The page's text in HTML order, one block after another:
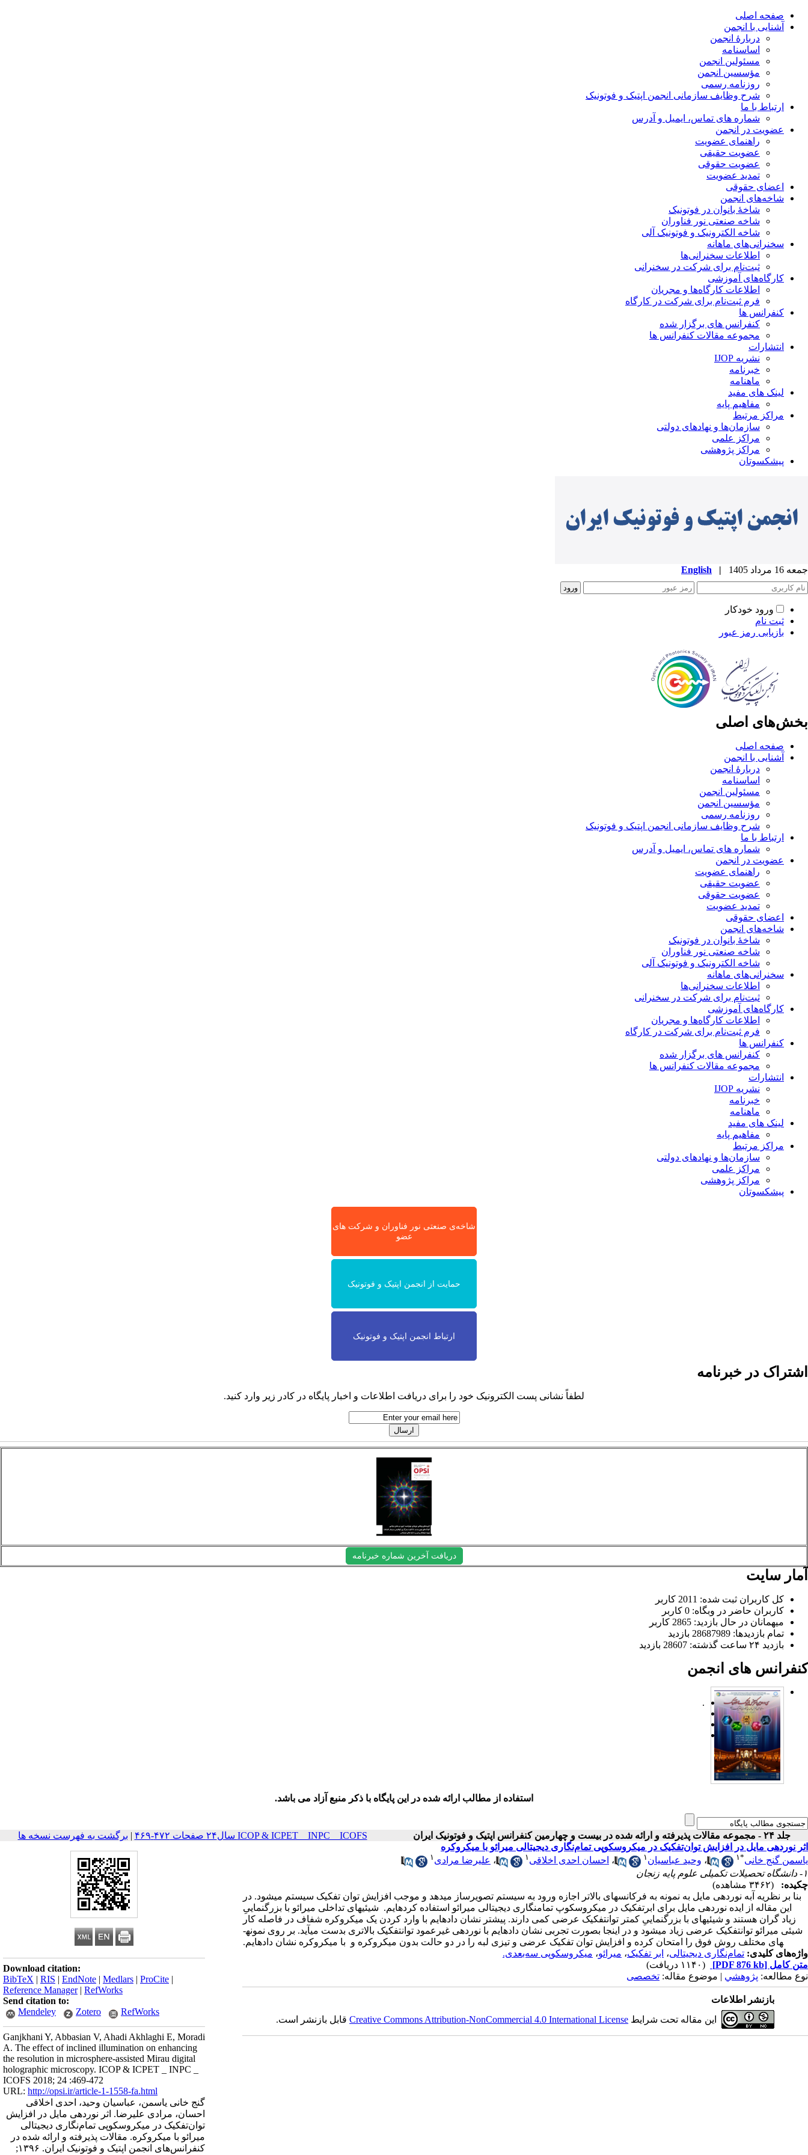
صفحه اصلی
آشنایی با انجمن
دربارۀ انجمن
اساسنامه
مسئولین انجمن
مؤسسین انجمن
روزنامه رسمی
شرح وظایف سازمانی انجمن اپتیک و فوتونیک
ارتباط با ما
شماره های تماس، ایمیل و آدرس
عضویت در انجمن
راهنمای عضویت
عضویت حقیقی
عضویت حقوقی
تمدید عضویت
اعضای حقوقی
شاخه‌های انجمن
شاخۀ بانوان در فوتونیک
شاخه صنعتی نور فناوران
شاخه‌ الکترونیک و فوتونیک آلی
سخنرانی‌های ماهانه
اطلاعات سخنرانی‌‌ها
ثبت‌نام برای شرکت در سخنرانی
کارگاه‌های آموزشی
اطلاعات کارگاه‌ها و مجریان
فرم ثبت‌نام برای شرکت در کارگاه
کنفرانس ها
کنفرانس های برگزار شده
مجموعه مقالات کنفرانس ها
انتشارات
نشریه IJOP
خبرنامه
ماهنامه
لینک های مفید
مفاهیم پایه
مراکز مرتبط
سازمان‌ها و نهادهای دولتی
مراکز علمی
مراکز پژوهشی
پیشکسوتان
جمعه 16 مرداد 1405 |
English
ورود خودکار
ثبت نام
بازیابی رمز عبور
بخش‌های اصلی
صفحه اصلی
آشنایی با انجمن
دربارۀ انجمن
اساسنامه
مسئولین انجمن
مؤسسین انجمن
روزنامه رسمی
شرح وظایف سازمانی انجمن اپتیک و فوتونیک
ارتباط با ما
شماره های تماس، ایمیل و آدرس
عضویت در انجمن
راهنمای عضویت
عضویت حقیقی
عضویت حقوقی
تمدید عضویت
اعضای حقوقی
شاخه‌های انجمن
شاخۀ بانوان در فوتونیک
شاخه صنعتی نور فناوران
شاخه‌ الکترونیک و فوتونیک آلی
سخنرانی‌های ماهانه
اطلاعات سخنرانی‌‌ها
ثبت‌نام برای شرکت در سخنرانی
کارگاه‌های آموزشی
اطلاعات کارگاه‌ها و مجریان
فرم ثبت‌نام برای شرکت در کارگاه
کنفرانس ها
کنفرانس های برگزار شده
مجموعه مقالات کنفرانس ها
انتشارات
نشریه IJOP
خبرنامه
ماهنامه
لینک های مفید
مفاهیم پایه
مراکز مرتبط
سازمان‌ها و نهادهای دولتی
مراکز علمی
مراکز پژوهشی
پیشکسوتان
شاخه‌ی صنعتی نور فناوران و شرکت های
عضو
حمایت از انجمن اپتیک و فوتونیک
ارتباط انجمن اپتیک و فوتونیک
اشتراک در خبرنامه
لطفاً نشانی پست الکترونیک خود را برای دریافت اطلاعات و اخبار پایگاه در کادر زیر وارد کنید.
دریافت آخرین شماره خبرنامه
آمار سایت
کل کاربران ثبت شده: 2011 کاربر
کاربران حاضر در وبگاه: 0 کاربر
میهمانان در حال بازدید: 2865 کاربر
تمام بازدید‌ها: 28687989 بازدید
بازدید ۲۴ ساعت گذشته: 28607 بازدید
کنفرانس های انجمن
.
استفاده از مطالب ارائه شده در این پایگاه با ذکر منبع آزاد می باشد.
جلد ۲۴ - مجموعه مقالات پذیرفته و ارائه شده در بیست و چهارمین کنفرانس اپتیک و فوتونیک ایران ICOP & ICPET _ INPC _ ICOFS سال۲۴ صفحات ۴۷۲-۴۶۹ | برگشت به فهرست نسخه ها
Download citation:
BibTeX | RIS | EndNote | Medlars | ProCite |
Reference Manager| RefWorks
Send citation to:
Mendeley
Zotero RefWorks
Ganjkhani Y, Abbasian V, Ahadi Akhlaghi E, Moradi
A. The effect of inclined illumination on enhancing
the resolution in microsphere-assisted Mirau digital
holographic microscopy. ICOP & ICPET _ INPC _
ICOFS 2018; 24 :469-472
URL: http://opsi.ir/article-1-1558-fa.html
گنج خانی یاسمن، عباسیان وحید، احدی اخلاقی
احسان، مرادی علیرضا. اثر نوردهی مایل در افزایش
توان‌تفکیک در میکروسکوپی تمام‌نگاری دیجیتالی
میرائو با میکروکره. مقالات پذیرفته و ارائه شده در
کنفرانس‌های انجمن اپتیک و فوتونیک ایران. ۱۳۹۶;
اثر نوردهی مایل در افزایش توان‌تفکیک در میکروسکوپی تمام‌نگاری دیجیتالی میرائو با میکروکره
یاسمن گنج خانی*۱ ، وحید عباسیان ۱ ، احسان احدی اخلاقی ۱ ، علیرضا مرادی ۱
۱- دانشگاه تحصیلات تکمیلی علوم پایه زنجان
چکیده:
(۳۴۶۲ مشاهده)
بنا بر نظریه آبه نوردهی مایل به نمونه به فرکانس­های بالاتر اجازه ورود به سیستم تصویرساز می­دهد و موجب افزایش توان تفکیک سیستم می­شود. در
این مقاله از ایده نوردهی مایل برای ابرتفکیک در میکروسکوپ تمام­نگاری دیجیتالی میرائو استفاده کرده­ایم. شیئی­های تداخلی میرائو با بزرگ­نماییِ
زیاد گران هستند و شیئی­های با بزرگ­نماییِ کم­تر توان­تفکیک عرضی کمی دارند. پیش­تر نشان داده­ایم با وارد کردن یک میکروکره شفاف در فاصله کار
شیئی میرائو توان­تفکیک عرضی زیاد می­شود و در اینجا بصورت تجربی نشان داده­ایم با نوردهی غیرعمود توان­تفکیک بالاتری بدست می­آید. بر روی نمونه­
های مختلف روش فوق را امتحان کرده و افزایش توان تفکیک عرضی و تیزی لبه را در دو حالت بدون میکروکره و با میکروکره نشان داده­ایم.
واژه‌های کلیدی: تمام‌نگاری دیجیتالی، ابر تفکیک، میرائو، میکروسکوپی سه‌بعدی.
متن کامل [PDF 876 kb]
(۱۱۴۰ دریافت)
نوع مطالعه: پژوهشي | موضوع مقاله: تخصصی
بازنشر اطلاعات
این مقاله تحت شرایط Creative Commons Attribution-NonCommercial 4.0 International Licenseقابل بازنشر است.